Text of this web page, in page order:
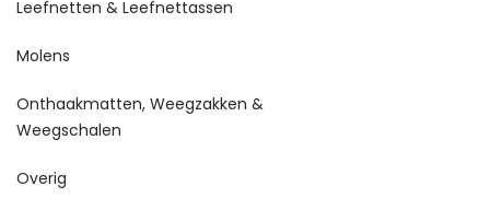
Leefnetten & Leefnettassen
Molens
Onthaakmatten, Weegzakken &
Weegschalen
Overig